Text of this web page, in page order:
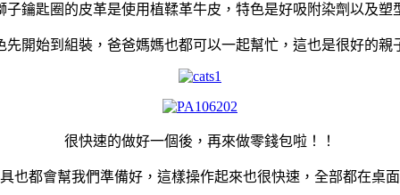
子鑰匙圈的皮革是使用植鞣革牛皮，特色是好吸附染劑以及塑
先開始到組裝，爸爸媽媽也都可以一起幫忙，這也是很好的親
很快速的做好一個後，再來做零錢包啦！！
也都會幫我們準備好，這樣操作起來也很快速，全部都在桌